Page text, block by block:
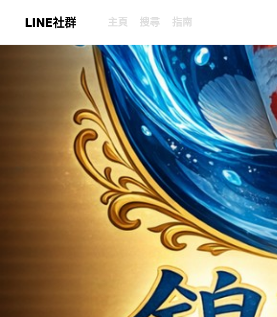
LINE社群 主頁 搜尋 指南